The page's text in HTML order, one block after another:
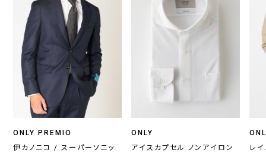
ONLY PREMIO
伊カノニコ / スーパーソニッ
ONLY
アイスカプセル ノンアイロン
レ